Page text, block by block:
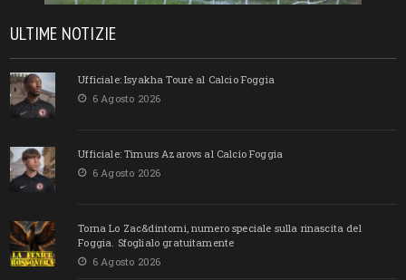
ULTIME NOTIZIE
Ufficiale: Isyakha Tourè al Calcio Foggia
6 Agosto 2026
Ufficiale: Timurs Azarovs al Calcio Foggia
6 Agosto 2026
Torna Lo Zac&dintorni, numero speciale sulla rinascita del
Foggia. Sfoglialo gratuitamente
6 Agosto 2026